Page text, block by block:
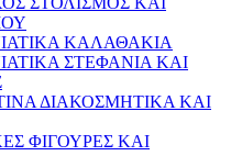
ΚΑΛΑΘΑΚΙΑ
ΣΤΕΦΑΝΙΑ ΚΑΙ
ΔΙΑΚΟΣΜΗΤΙΚΑ ΚΑΙ
ΦΙΓΟΥΡΕΣ ΚΑΙ